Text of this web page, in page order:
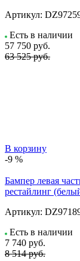
Артикул:
Есть в наличии
57 750 руб.
63 525 руб.
В корзину
-9 %
Бампер левая
рестайлинг
Артикул:
Есть в наличии
7 740 руб.
8 514 руб.